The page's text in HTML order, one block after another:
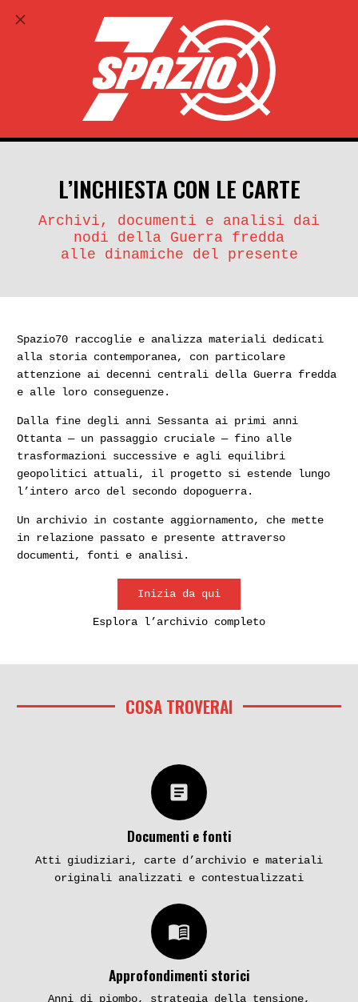
ABBONATI
search account_circle
L’INCHIESTA CON LE CARTE
Archivi, documenti e analisi dai
nodi della Guerra fredda
alle dinamiche del presente
Spazio70 raccoglie e analizza materiali dedicati
alla storia contemporanea, con particolare
attenzione ai decenni centrali della Guerra fredda
e alle loro conseguenze.
Dalla fine degli anni Sessanta ai primi anni
Ottanta — un passaggio cruciale — fino alle
trasformazioni successive e agli equilibri
geopolitici attuali, il progetto si estende lungo
l’intero arco del secondo dopoguerra.
Un archivio in costante aggiornamento, che mette
in relazione passato e presente attraverso
documenti, fonti e analisi.
Inizia da qui
Esplora l’archivio completo
COSA TROVERAI
article
Documenti e fonti
Atti giudiziari, carte d’archivio e materiali
originali analizzati e contestualizzati
menu_book
Approfondimenti storici
Anni di piombo, strategia della tensione,